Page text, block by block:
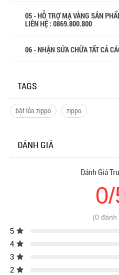
05 - HỖ TRỢ MẠ VÀNG SẢN
LIÊN HỆ : 0869.800.800
06 - NHẬN SỬA CHỮA TẤT CẢ
TAGS
bật lửa zippo zippo
ĐÁNH GIÁ
Đánh Giá
(0 đánh
5
4
3
2